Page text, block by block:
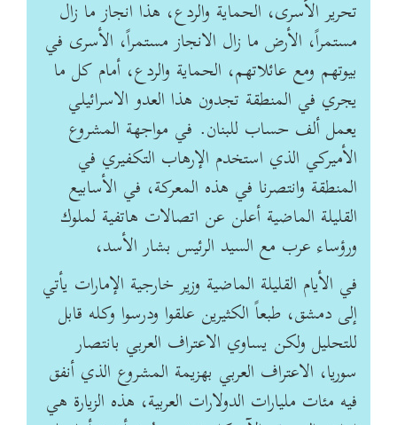
تحرير ‏الأسرى، الحماية والردع، هذا انجاز ما زال
مستمراً، الأرض ما زال الانجاز مستمراً، الأسرى في
بيوتهم ‏ومع عائلاتهم، الحماية والردع، أمام كل ما
يجري في المنطقة تجدون هذا العدو الاسرائيلي
يعمل ألف ‏حساب للبنان. في مواجهة المشروع
الأميركي الذي استخدم الإرهاب التكفيري في
المنطقة وانتصرنا في ‏هذه المعركة، في الأسابيع
القليلة الماضية أعلن عن اتصالات هاتفية لملوك
ورؤساء عرب مع السيد ‏الرئيس بشار الأسد،
في الأيام القليلة الماضية وزير خارجية الإمارات يأتي
إلى دمشق، طبعاً الكثيرين ‏علقوا ودرسوا وكله قابل
للتحليل ولكن يساوي الاعتراف العربي بانتصار
سوريا، الاعتراف العربي ‏بهزيمة المشروع الذي أنفق
فيه مئات مليارات الدولارات العربية، هذه الزيارة هي